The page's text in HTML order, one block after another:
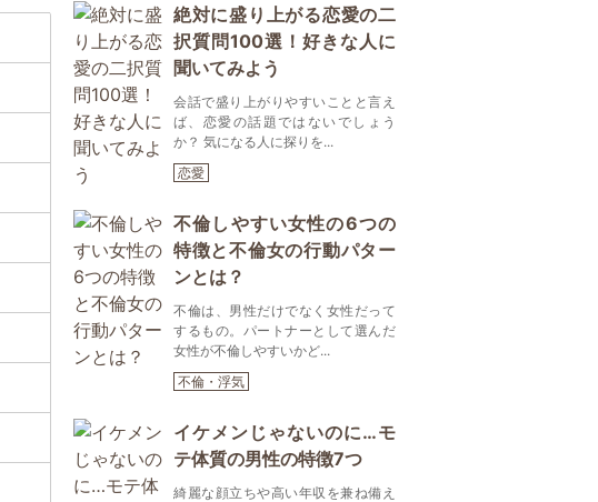
絶対に盛り上がる恋愛の二
択質問100選！好きな人に
聞いてみよう
会話で盛り上がりやすいことと言え
ば、恋愛の話題ではないでしょう
か？ 気になる人に探りを...
恋愛
不倫しやすい女性の6つの
特徴と不倫女の行動パター
ンとは？
不倫は、男性だけでなく女性だって
するもの。パートナーとして選んだ
女性が不倫しやすいかど...
不倫・浮気
イケメンじゃないのに…モ
テ体質の男性の特徴7つ
綺麗な顔立ちや高い年収を兼ね備え